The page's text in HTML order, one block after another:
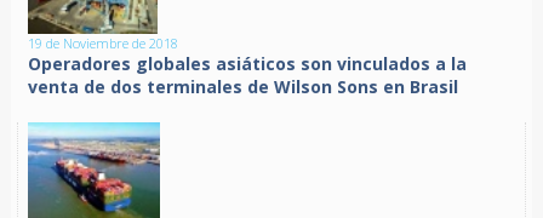
19 de Noviembre de 2018
Operadores globales asiáticos son vinculados a la
venta de dos terminales de Wilson Sons en Brasil